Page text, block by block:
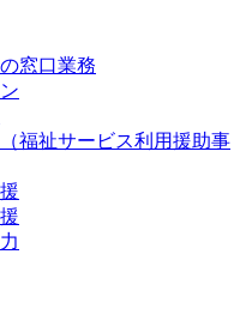
窓口業務
福祉サービス利用援助事